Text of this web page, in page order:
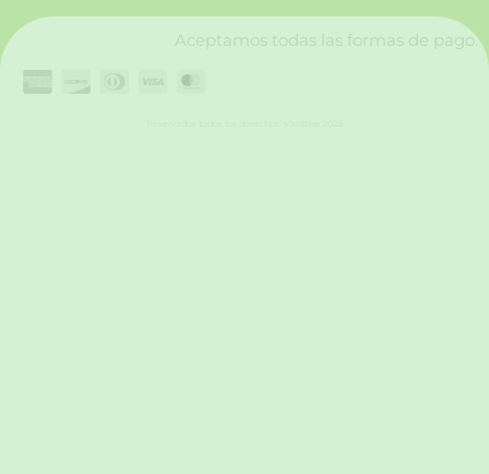
Aceptamos todas las formas de pago.